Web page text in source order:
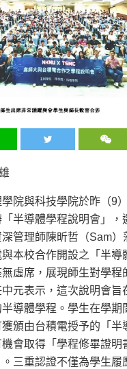
院與科技學院於昨（9
半導體學程說明會」，
管理師陳昕哲（Sam）
本校合作開設之「半導
虛席，展現師生對學程
元表示，這次說明會旨
導體學程。學生在學期
頒由台積電授予的「半
會取得「學程修畢證明
三重認證不僅為學生履